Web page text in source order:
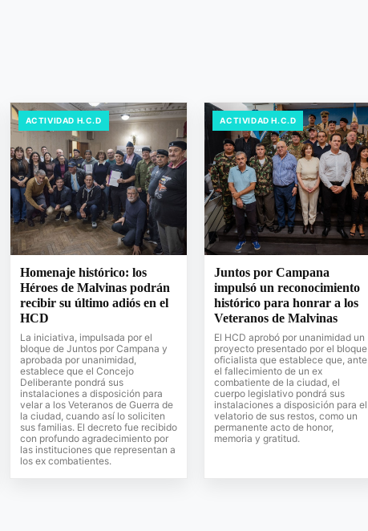
ACTIVIDAD H.C.D
Homenaje histórico: los
Héroes de Malvinas podrán
recibir su último adiós en el
HCD
La iniciativa, impulsada por el
bloque de Juntos por Campana y
aprobada por unanimidad,
establece que el Concejo
Deliberante pondrá sus
instalaciones a disposición para
velar a los Veteranos de Guerra de
la ciudad, cuando así lo soliciten
sus familias. El decreto fue recibido
con profundo agradecimiento por
las instituciones que representan a
los ex combatientes.
ACTIVIDAD H.C.D
Juntos por Campana
impulsó un reconocimiento
histórico para honrar a los
Veteranos de Malvinas
El HCD aprobó por unanimidad un
proyecto presentado por el bloque
oficialista que establece que, ante
el fallecimiento de un ex
combatiente de la ciudad, el
cuerpo legislativo pondrá sus
instalaciones a disposición para el
velatorio de sus restos, como un
permanente acto de honor,
memoria y gratitud.